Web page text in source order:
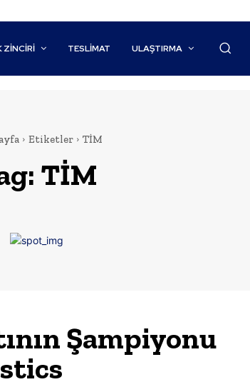
ZINCIRI TESLIMAT ULAŞTIRMA
Etiketler TİM
TİM
Şampiyonu